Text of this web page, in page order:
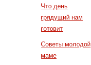
Что день
грядущий нам
готовит
Советы молодой
маме